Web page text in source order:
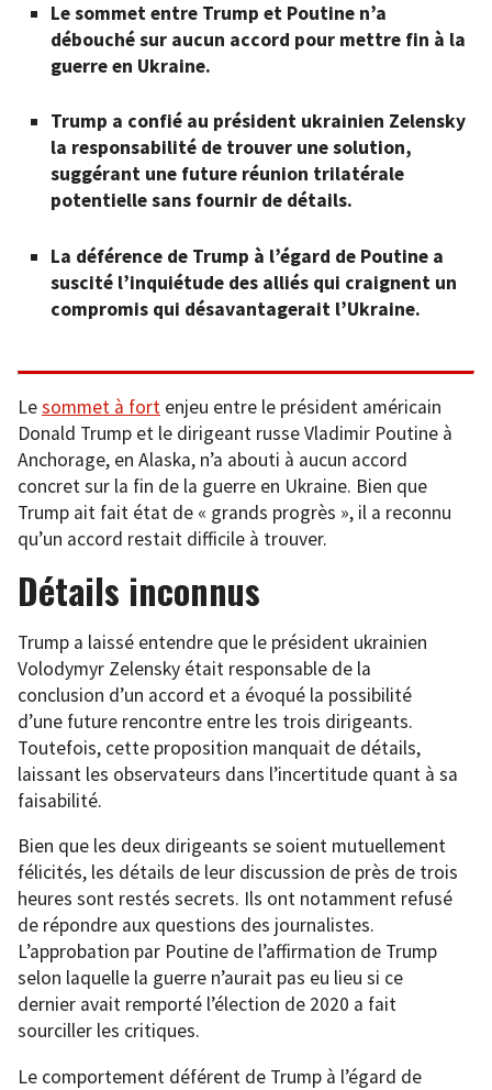
Le sommet entre Trump et Poutine n’a
débouché sur aucun accord pour mettre fin à la
guerre en Ukraine.
Trump a confié au président ukrainien Zelensky
la responsabilité de trouver une solution,
suggérant une future réunion trilatérale
potentielle sans fournir de détails.
La déférence de Trump à l’égard de Poutine a
suscité l’inquiétude des alliés qui craignent un
compromis qui désavantagerait l’Ukraine.
Lesommet à fort enjeu entre le président américain
Donald Trump et le dirigeant russe Vladimir Poutine à
Anchorage, en Alaska, n’a abouti à aucun accord
concret sur la fin de la guerre en Ukraine. Bien que
Trump ait fait état de « grands progrès », il a reconnu
qu’un accord restait difficile à trouver.
Détails inconnus
Trump a laissé entendre que le président ukrainien
Volodymyr Zelensky était responsable de la
conclusion d’un accord et a évoqué la possibilité
d’une future rencontre entre les trois dirigeants.
Toutefois, cette proposition manquait de détails,
laissant les observateurs dans l’incertitude quant à sa
faisabilité.
Bien que les deux dirigeants se soient mutuellement
félicités, les détails de leur discussion de près de trois
heures sont restés secrets. Ils ont notamment refusé
de répondre aux questions des journalistes.
L’approbation par Poutine de l’affirmation de Trump
selon laquelle la guerre n’aurait pas eu lieu si ce
dernier avait remporté l’élection de 2020 a fait
sourciller les critiques.
Le comportement déférent de Trump à l’égard de